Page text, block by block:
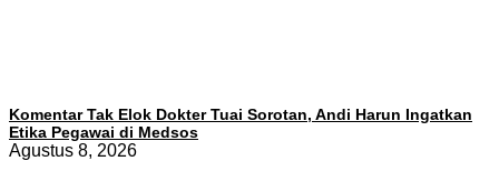
Komentar Tak Elok Dokter Tuai Sorotan, Andi Harun Ingatkan
Etika Pegawai di Medsos
Agustus 8, 2026